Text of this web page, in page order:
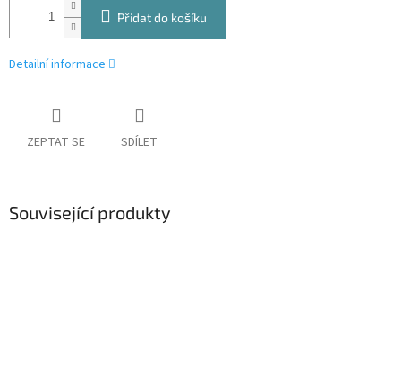
Přidat do košíku
Detailní informace
ZEPTAT SE SDÍLET
Související produkty